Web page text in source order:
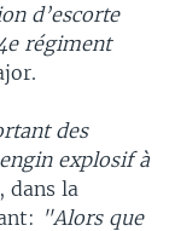
d’escorte
régiment
des
explosif à
, dans la
"Alors que